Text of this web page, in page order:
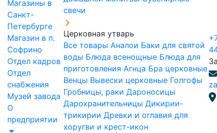
Магазины в
Санкт-
Петербурге
Магазин в п.
Софрино
Отдел кадров
Отдел
снабжения
Музей завода
О
предприятии
свечи
Церковная утварь
Все товары Аналои Баки для святой
воды Блюда всенощные Блюда для
приготовления Агнца Бра церковные
Венцы Вывески церковные Голгофы
Гробницы, раки Дароносицы
Дарохранительницы Дикирии-
трикирии Древки и оглавия для
хоругви и крест-икон